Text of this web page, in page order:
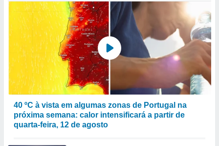
40 ºC à vista em algumas zonas de Portugal na
próxima semana: calor intensificará a partir de
quarta-feira, 12 de agosto